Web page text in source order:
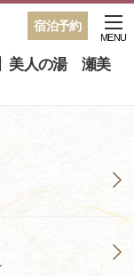
宿泊予約
美人の湯 瀬美
MENU